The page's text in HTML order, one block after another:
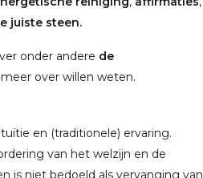
juiste steen.
onder andere de
over willen weten.
en (traditionele) ervaring.
van het welzijn en de
is niet bedoeld als vervanging van